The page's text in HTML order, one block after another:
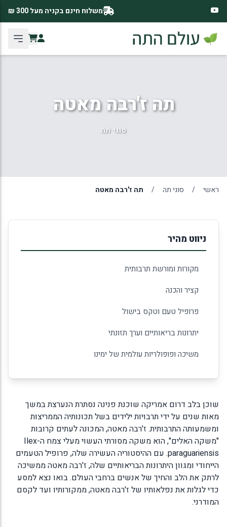
משלוח חינם בקניה מעל 300 ₪
תה ז'רבה מאטה
סוגי תה
ראשי / סוגי תה / תה ז'רבה מאטה
ניווט מהיר
מקורות ומורשת תרבותית
קציר והכנה
פרופיל טעם וטקס בישול
יתרונות בריאותיים וערך תזונתי
משיכה ופופולריות עולמית של ימינו
שוכן בלב דרום אמריקה שוכנת פנינה נסתרת הנערצת במשך
מאות שנים על ידי תרבויות ילידים בשל תכונותיה הממריצות
ומשמעותה התרבותית. ז'רבה מאטה, המכונה לעתים קרובות
"משקה האלים", הוא משקה מסורתי העשוי מעלי צמח ה-Ilex
paraguariensis. עם ההיסטוריה העשירה שלה, פרופיל הטעמים
הייחודי ומגוון היתרונות הבריאותיים שלה, ז'רבה מאטה ממשיכה
לרתק את הלב והחיך של אנשים ברחבי העולם. בואו נצא למסע
כדי לגלות את נפלאותיו של ז'רבה מאטה, ממקורותיו ועד לקסם
המודרני.